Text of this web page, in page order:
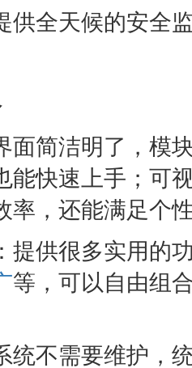
供全天候的安全
面简洁明了，模
能快速上手；可
率，还能满足个
提供很多实用的
等，可以自由组
统不需要维护，